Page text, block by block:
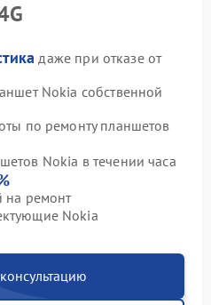
даже при отказе от
Nokia собственной
по ремонту планшетов
Nokia в течении часа
на ремонт
Nokia